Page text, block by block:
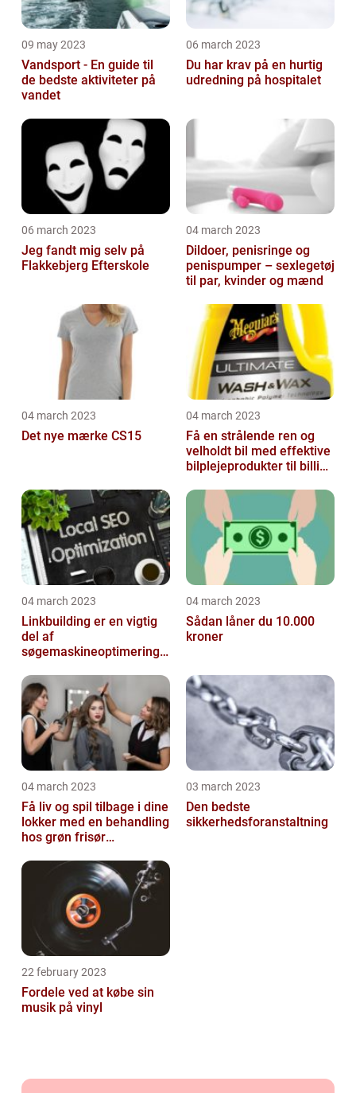
09 may 2023
Vandsport - En guide til
de bedste aktiviteter på
vandet
06 march 2023
Du har krav på en hurtig
udredning på hospitalet
06 march 2023
Jeg fandt mig selv på
Flakkebjerg Efterskole
04 march 2023
Dildoer, penisringe og
penispumper – sexlegetøj
til par, kvinder og mænd
04 march 2023
Det nye mærke CS15
04 march 2023
Få en strålende ren og
velholdt bil med effektive
bilplejeprodukter til billige
04 march 2023
Linkbuilding er en vigtig
del af
søgemaskineoptimeringe
04 march 2023
Sådan låner du 10.000
kroner
04 march 2023
Få liv og spil tilbage i dine
lokker med en behandling
hos grøn frisør
03 march 2023
Den bedste
sikkerhedsforanstaltning
22 february 2023
Fordele ved at købe sin
musik på vinyl